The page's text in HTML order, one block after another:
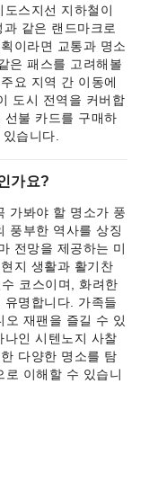
스지선 지하철이
같은 랜드마크로
이라면 교통과 명소
은 패스를 고려해볼
요 지역 간 이동에
도시 전역을 커버합
불 카드를 구매하
습니다.
가요?
가봐야 할 명소가 풍
풍부한 역사를 상징
전망을 제공하는 미
지 생활과 활기찬
코스이며, 화려한
명합니다. 가족들
오 재팬을 즐길 수 있
인 시텐노지 사찰
다양한 명소를 탐
로 이해할 수 있습니